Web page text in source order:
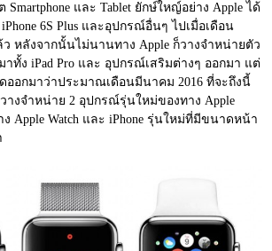
และ Tablet ยักษ์ใหญ์อย่าง Apple ได้
6S Plus และอุปกรณ์อื่นๆ ไปเมื่อเดือน
หลังจากนั้นไม่นานทาง Apple ก็วางจำหน่ายตัว
ทั้ง iPad Pro และ อุปกรณ์เสริมต่างๆ ออกมา แต่
อกมาว่าประมาณเดือนมีนาคม 2016 ที่จะถึงนี้
างจำหน่าย 2 อุปกรณ์รุ่นใหม่ของทาง Apple
Apple Watch และ iPhone รุ่นใหม่ที่มีขนาดหน้า